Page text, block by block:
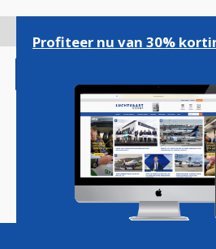
gaan
Magazine Podcasts
Profiteer nu van 30%